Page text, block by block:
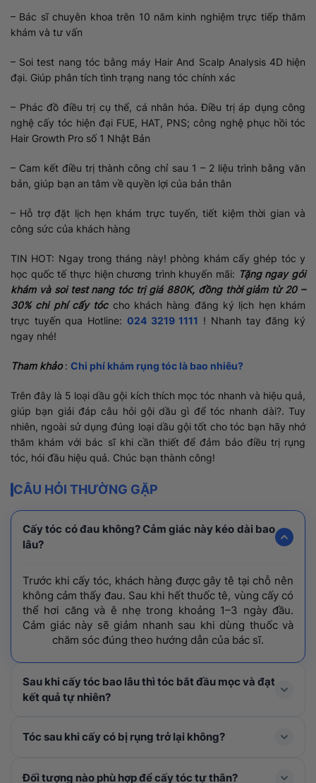
– Bác sĩ chuyên khoa trên 10 năm kinh nghiệm trực tiếp thăm
khám và tư vấn
– Soi test nang tóc bằng máy Hair And Scalp Analysis 4D hiện
đại. Giúp phân tích tình trạng nang tóc chính xác
– Phác đồ điều trị cụ thể, cá nhân hóa. Điều trị áp dụng công
nghệ cấy tóc hiện đại FUE, HAT, PNS; công nghệ phục hồi tóc
Hair Growth Pro số 1 Nhật Bản
– Cam kết điều trị thành công chỉ sau 1 – 2 liệu trình bằng văn
bản, giúp bạn an tâm về quyền lợi của bản thân
– Hỗ trợ đặt lịch hẹn khám trực tuyến, tiết kiệm thời gian và
công sức của khách hàng
TIN HOT: Ngay trong tháng này! phòng khám cấy ghép tóc y
học quốc tế thực hiện chương trình khuyến mãi: Tặng ngay gói
khám và soi test nang tóc trị giá 880K, đồng thời giảm từ 20 –
30% chi phí cấy tóccho khách hàng đăng ký lịch hẹn khám
trực tuyến qua Hotline: 024 3219 1111 ! Nhanh tay đăng ký
ngay nhé!
Tham khảo: Chi phí khám rụng tóc là bao nhiêu?
Trên đây là 5 loại dầu gội kích thích mọc tóc nhanh và hiệu quả,
giúp bạn giải đáp câu hỏi gội dầu gì để tóc nhanh dài?. Tuy
nhiên, ngoài sử dụng đúng loại dầu gội tốt cho tóc bạn hãy nhớ
thăm khám với bác sĩ khi cần thiết để đảm bảo điều trị rụng
tóc, hói đầu hiệu quả. Chúc bạn thành công!
CÂU HỎI THƯỜNG GẶP
Cấy tóc có đau không? Cảm giác này kéo dài bao
lâu?
Trước khi cấy tóc, khách hàng được gây tê tại chỗ nên
không cảm thấy đau. Sau khi hết thuốc tê, vùng cấy có
thể hơi căng và ê nhẹ trong khoảng 1–3 ngày đầu.
Cảm giác này sẽ giảm nhanh sau khi dùng thuốc và
chăm sóc đúng theo hướng dẫn của bác sĩ.
Sau khi cấy tóc bao lâu thì tóc bắt đầu mọc và đạt
kết quả tự nhiên?
Tóc mới thường rụng shock loss trong 1-3 tháng đầu
năm.
Tóc sau khi cấy có bị rụng trở lại không?
Trong 1 – 3 tháng đầu, tóc cấy có thể rụng thay thân
Đối tượng nào phù hợp để cấy tóc tự thân?